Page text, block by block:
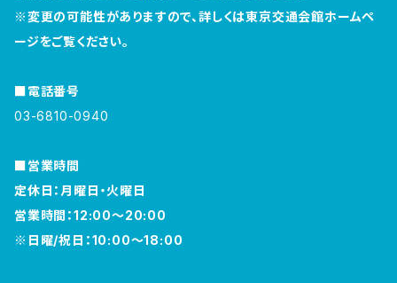
※変更の可能性がありますので、詳しくは東京交通会館ホームペ
ージをご覧ください。
■電話番号
03-6810-0940
■営業時間
定休日：月曜日・火曜日
営業時間：12:00～20:00
※日曜/祝日：10:00～18:00